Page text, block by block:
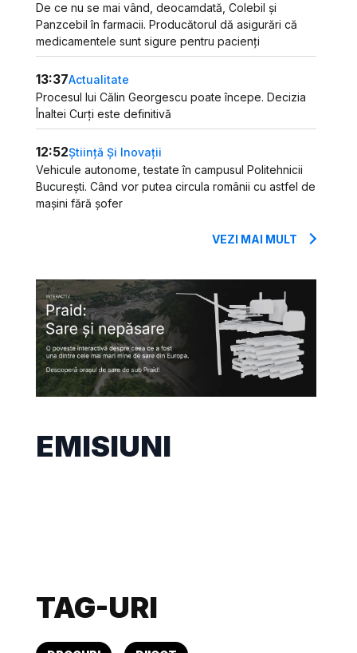
De ce nu se mai vând, deocamdată, Colebil și
Panzcebil în farmacii. Producătorul dă asigurări că
medicamentele sunt sigure pentru pacienți
13:37Actualitate
Procesul lui Călin Georgescu poate începe. Decizia
Înaltei Curți este definitivă
12:52Știință Și Inovații
Vehicule autonome, testate în campusul Politehnicii
București. Când vor putea circula românii cu astfel de
mașini fără șofer
VEZI MAI MULT
EMISIUNI
TAG-URI